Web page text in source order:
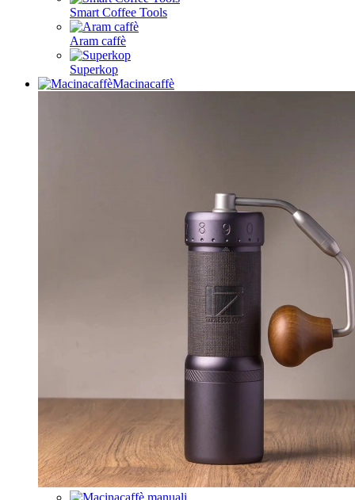
Smart Coffee Tools
Aram caffè
Superkop
Macinacaffè